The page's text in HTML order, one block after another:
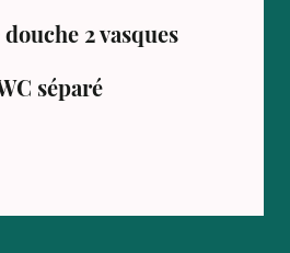
2 vasques
séparé